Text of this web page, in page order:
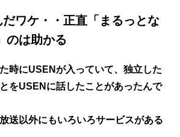
ワケ・・正直「まるっとな
のは助かる
時にUSENが入っていて、独立した
をUSENに話したことがあったんで
送以外にもいろいろサービスがある